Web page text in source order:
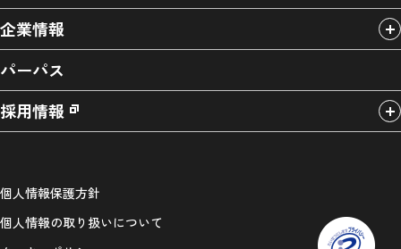
企業情報
パーパス
採用情報
個人情報保護方針
個人情報の取り扱いについて